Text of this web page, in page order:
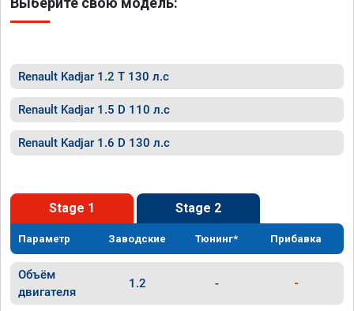
Renault Kadjar 1.2 T 130 л.с
Renault Kadjar 1.5 D 110 л.с
Renault Kadjar 1.6 D 130 л.с
Stage 1 Stage 2
Параметр Заводские Тюнинг* Прибавка
Объём
двигателя
1.2 - -